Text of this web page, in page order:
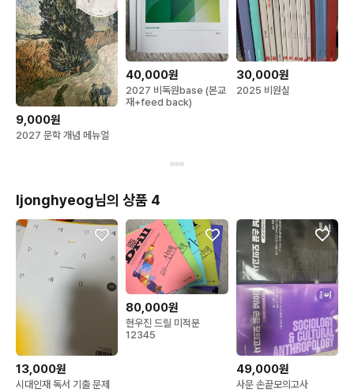
9,000원
2027 문학 개념 메뉴얼
40,000원
2027 비독원base (본교
재+feed back)
30,000원
2025 비원실
Ijonghyeog님의 상품 4
13,000원
시대인재 독서 기출 문제
80,000원
현우진 드릴 미적분
12345
49,000원
사문 손끝모의고사